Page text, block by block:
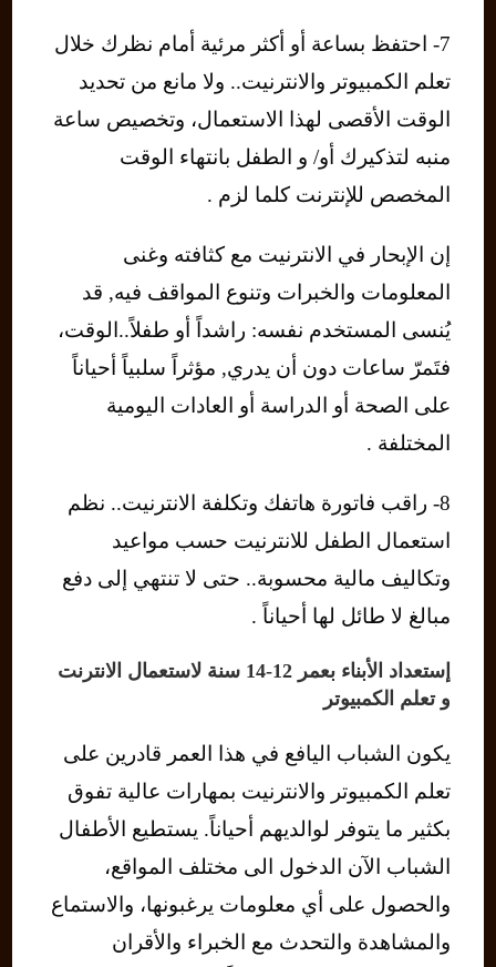
7- احتفظ بساعة أو أكثر مرئية أمام نظرك خلال
تعلم الكمبيوتر والانترنيت.. ولا مانع من تحديد
الوقت الأقصى لهذا الاستعمال، وتخصيص ساعة
منبه لتذكيرك أو/ و الطفل بانتهاء الوقت
المخصص للإنترنت كلما لزم .
إن الإبحار في الانترنيت مع كثافته وغنى
المعلومات والخبرات وتنوع المواقف فيه, قد
يُنسى المستخدم نفسه: راشداً أو طفلاً..الوقت،
فتَمرّ ساعات دون أن يدري, مؤثراً سلبياً أحياناً
على الصحة أو الدراسة أو العادات اليومية
المختلفة .
8- راقب فاتورة هاتفك وتكلفة الانترنيت.. نظم
استعمال الطفل للانترنيت حسب مواعيد
وتكاليف مالية محسوبة.. حتى لا تنتهي إلى دفع
مبالغ لا طائل لها أحياناً .
إستعداد الأبناء بعمر 12-14 سنة لاستعمال الانترنت
و تعلم الكمبيوتر
يكون الشباب اليافع في هذا العمر قادرين على
تعلم الكمبيوتر والانترنيت بمهارات عالية تفوق
بكثير ما يتوفر لوالديهم أحياناً. يستطيع الأطفال
الشباب الآن الدخول الى مختلف المواقع،
والحصول على أي معلومات يرغبونها، والاستماع
والمشاهدة والتحدث مع الخبراء والأقران